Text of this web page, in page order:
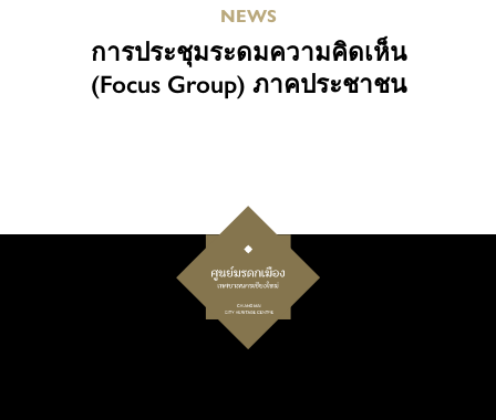
NEWS
การประชุมระดมความคิดเห็น
(Focus Group) ภาคประชาชน